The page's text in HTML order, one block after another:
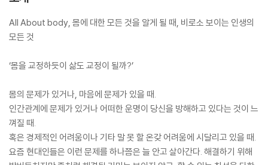
All About body, 몸에 대한 모든 것을 알게 될 때, 비로소 보이는 인생의
모든 것
‘몸을 교정하듯이 삶도 교정이 될까?’
몸의 문제가 있거나, 마음에 문제가 있을 때.
인간관계에 문제가 있거나 어떠한 운명이 당신을 방해하고 있다는 것이 느
껴질 때.
혹은 경제적인 어려움이나 기타 말 못 할 온갖 어려움에 시달리고 있을 때.
요즘 현대인들은 이런 문제를 하나쯤은 늘 안고 살아간다. 해결하기 위해